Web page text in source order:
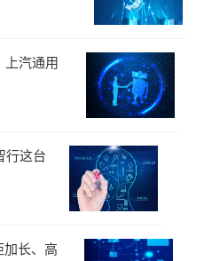
上汽通用
行这台
加长、高